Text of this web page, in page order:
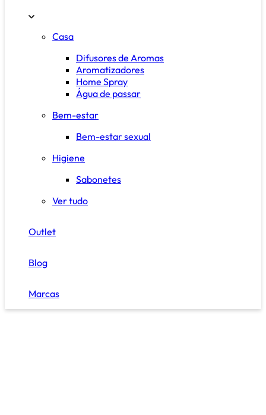
Casa
Difusores de Aromas
Aromatizadores
Home Spray
Água de passar
Bem-estar
Bem-estar sexual
Higiene
Sabonetes
Ver tudo
Outlet
Blog
Marcas